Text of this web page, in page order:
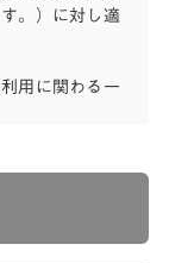
。）に対し適
用に関わる一
本規約の一部